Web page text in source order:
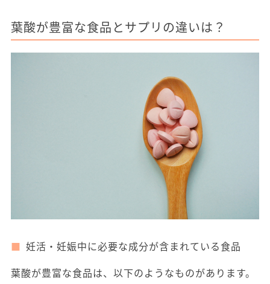
葉酸が豊富な食品とサプリの違いは？
妊活・妊娠中に必要な成分が含まれている食品
葉酸が豊富な食品は、以下のようなものがあります。